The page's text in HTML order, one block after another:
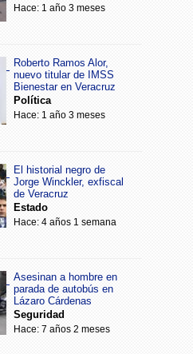
Hace: 1 año 3 meses
Roberto Ramos Alor,
nuevo titular de IMSS
Bienestar en Veracruz
Política
Hace: 1 año 3 meses
El historial negro de
Jorge Winckler, exfiscal
de Veracruz
Estado
Hace: 4 años 1 semana
Asesinan a hombre en
parada de autobús en
Lázaro Cárdenas
Seguridad
Hace: 7 años 2 meses